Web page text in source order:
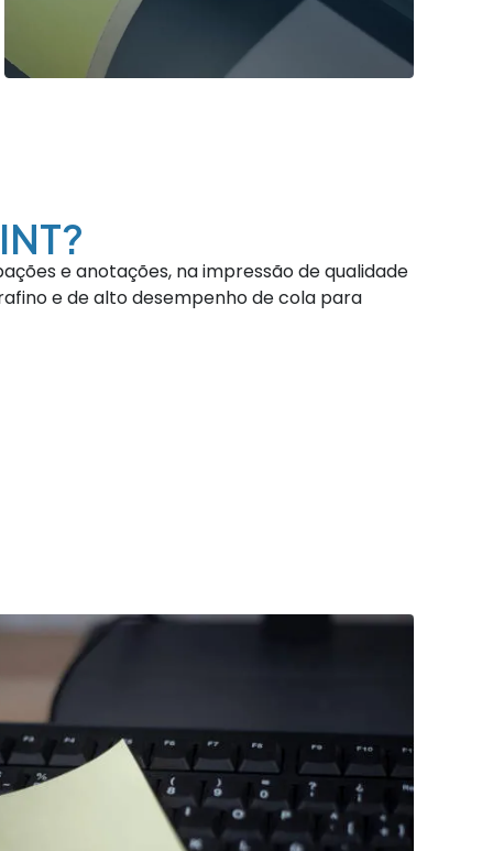
e anotações, na impressão de qualidade
e de alto desempenho de cola para